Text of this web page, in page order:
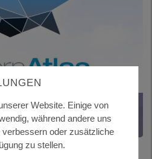
Website. Einige von
während andere uns
oder zusätzliche
zu stellen.